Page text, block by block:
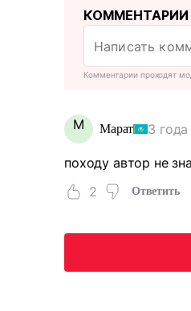
КОММЕНТАРИИ
Комментарии проходят
М Марат 3
походу автор не
2
Ответить